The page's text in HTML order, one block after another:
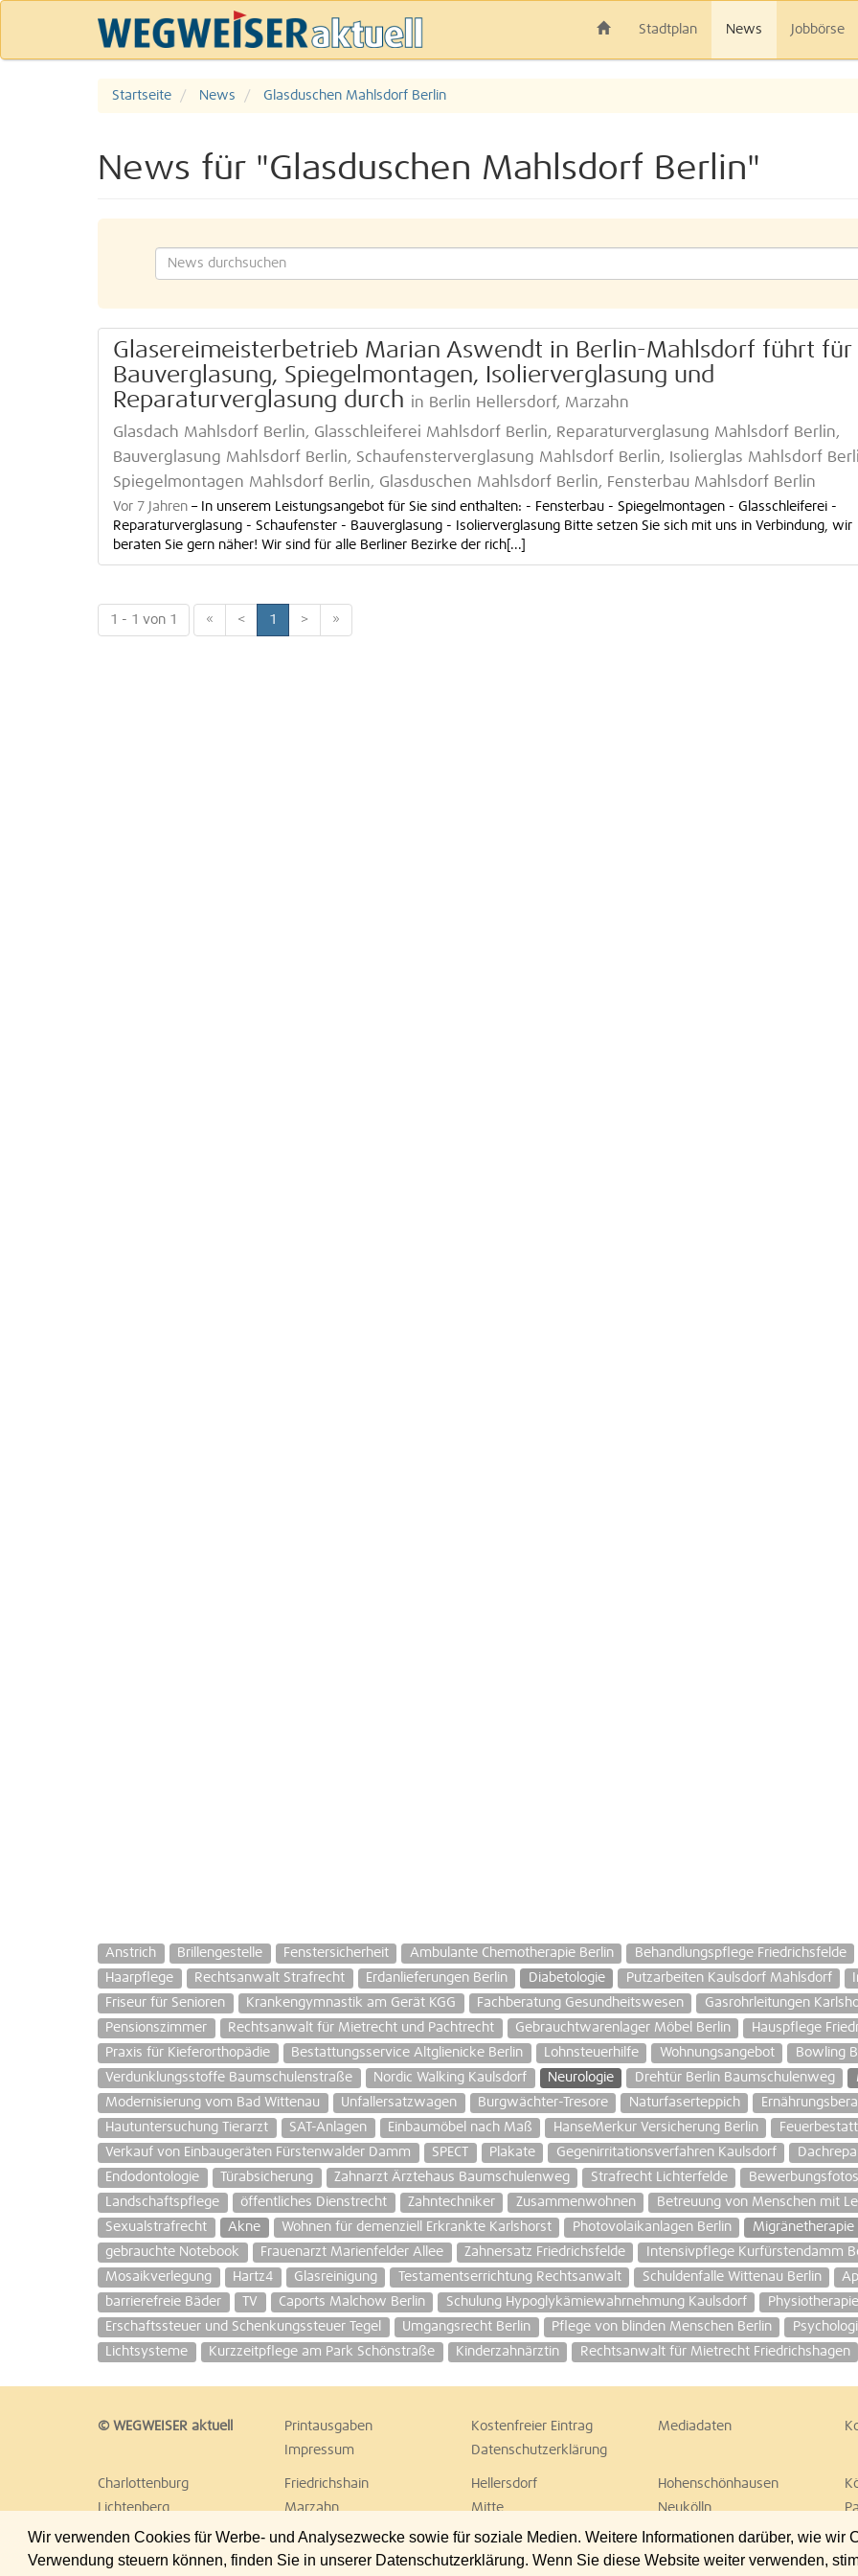
Wir verwenden Cookies für Werbe- und Analysezwecke sowie für soziale Medien. Weitere Informationen darüber, wie wir
Verwendung steuern können, finden Sie in unserer Datenschutzerklärung. Wenn Sie diese Website weiter verwenden,
Stadtplan News Jobbörse
Startseite News Glasduschen Mahlsdorf Berlin
News für "Glasduschen Mahlsdorf Berlin"
Glasereimeisterbetrieb Marian Aswendt in Berlin-Mahlsdorf führt für
Bauverglasung, Spiegelmontagen, Isolierverglasung und
Reparaturverglasung durch in Berlin Hellersdorf, Marzahn
Glasdach Mahlsdorf Berlin, Glasschleiferei Mahlsdorf Berlin, Reparaturverglasung Mahlsdorf Berlin,
Bauverglasung Mahlsdorf Berlin, Schaufensterverglasung Mahlsdorf Berlin, Isolierglas Mahlsdorf
Spiegelmontagen Mahlsdorf Berlin, Glasduschen Mahlsdorf Berlin, Fensterbau Mahlsdorf Berlin
Vor 7 Jahren – In unserem Leistungsangebot für Sie sind enthalten: - Fensterbau - Spiegelmontagen - Glasschleiferei -
Reparaturverglasung - Schaufenster - Bauverglasung - Isolierverglasung Bitte setzen Sie sich mit uns in Verbindung, wir
beraten Sie gern näher! Wir sind für alle Berliner Bezirke der rich[...]
1 - 1 von 1 « < 1 > »
Anstrich Brillengestelle Fenstersicherheit Ambulante Chemotherapie Berlin Behandlungspflege Friedrichsfelde
Haarpflege
Rechtsanwalt Strafrecht Erdanlieferungen Berlin Diabetologie Putzarbeiten Kaulsdorf Mahlsdorf
Friseur für Senioren
Krankengymnastik am Gerät KGG Fachberatung Gesundheitswesen Gasrohrleitungen
Pensionszimmer
Rechtsanwalt für Mietrecht und Pachtrecht Gebrauchtwarenlager Möbel Berlin Hauspflege
Praxis für Kieferorthopädie
Bestattungsservice Altglienicke Berlin Lohnsteuerhilfe Wohnungsangebot Bowling
Verdunklungsstoffe Baumschulenstraße
Nordic Walking Kaulsdorf Neurologie Drehtür Berlin Baumschulenweg
Modernisierung vom Bad Wittenau
Unfallersatzwagen Burgwächter-Tresore Naturfaserteppich
Hautuntersuchung Tierarzt
SAT-Anlagen Einbaumöbel nach Maß HanseMerkur Versicherung Berlin
Verkauf von Einbaugeräten Fürstenwalder Damm
SPECT Plakate Gegenirritationsverfahren Kaulsdorf
Endodontologie
Türabsicherung Zahnarzt Ärztehaus Baumschulenweg Strafrecht Lichterfelde Bewerbungsfotos
Landschaftspflege
öffentliches Dienstrecht Zahntechniker Zusammenwohnen Betreuung von Menschen mit
Sexualstrafrecht
Akne Wohnen für demenziell Erkrankte Karlshorst Photovolaikanlagen Berlin Migränetherapie
gebrauchte Notebook
Frauenarzt Marienfelder Allee Zahnersatz Friedrichsfelde Intensivpflege Kurfürstendamm
Mosaikverlegung
Hartz4 Glasreinigung Testamentserrichtung Rechtsanwalt Schuldenfalle Wittenau Berlin
barrierefreie Bäder
TV Caports Malchow Berlin Schulung Hypoglykämiewahrnehmung Kaulsdorf
Erschaftssteuer und Schenkungssteuer Tegel
Umgangsrecht Berlin Pflege von blinden Menschen Berlin
Lichtsysteme
Kurzzeitpflege am Park Schönstraße Kinderzahnärztin Rechtsanwalt für Mietrecht Friedrichshagen
© WEGWEISER aktuell Printausgaben Kostenfreier Eintrag Mediadaten
Impressum
Datenschutzerklärung
Charlottenburg Friedrichshain Hellersdorf Hohenschönhausen
Lichtenberg
Marzahn Mitte Neukölln
Reinickendorf
Schöneberg Spandau Steglitz
Treptow
Umland Ost Wedding Weißensee